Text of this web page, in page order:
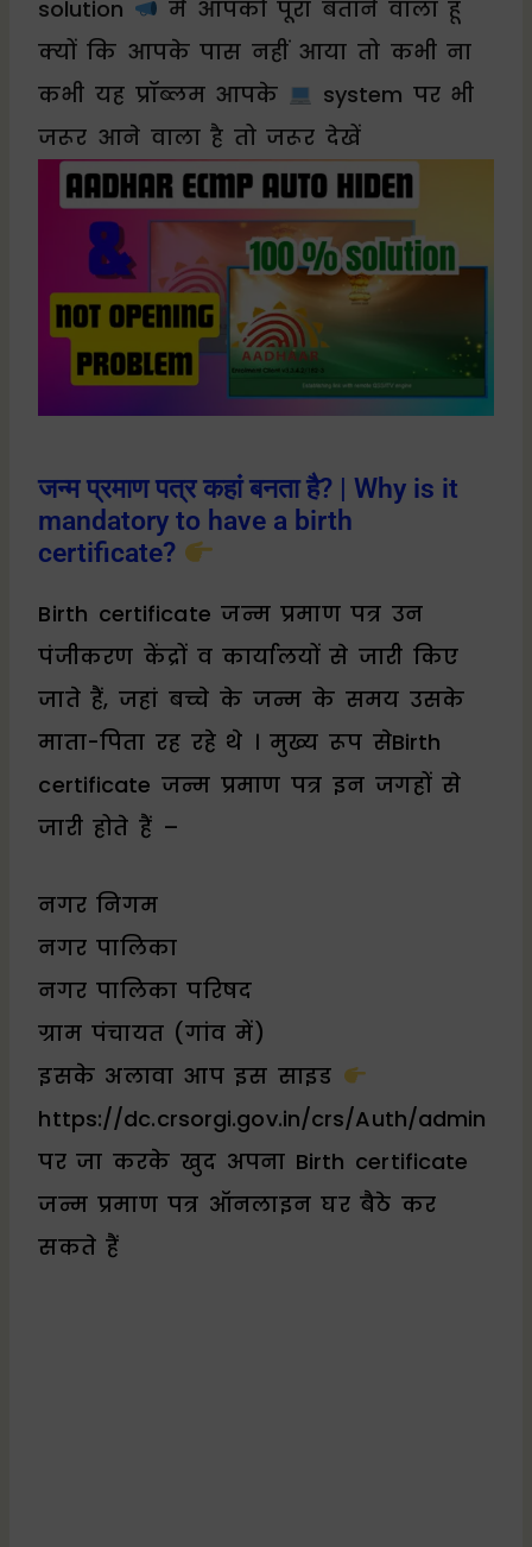
solution
मैं आपको पूरा बताने वाला हूं
क्यों कि आपके पास नहीं आया तो कभी ना
कभी यह प्रॉब्लम आपके
system पर भी
जरूर आने वाला है तो जरूर देखें
जन्म प्रमाण पत्र कहां बनता है? | Why is it
mandatory to have a birth
certificate?
Birth certificate जन्म प्रमाण पत्र उन
पंजीकरण केंद्रों व कार्यालयों से जारी किए
जाते हैं, जहां बच्चे के जन्म के समय उसके
माता-पिता रह रहे थे । मुख्य रूप सेBirth
certificate जन्म प्रमाण पत्र इन जगहों से
जारी होते हैं –
नगर निगम
नगर पालिका
नगर पालिका परिषद
ग्राम पंचायत (गांव में)
इसके अलावा आप इस साइड
https://dc.crsorgi.gov.in/crs/Auth/admin
पर जा करके खुद अपना Birth certificate
जन्म प्रमाण पत्र ऑनलाइन घर बैठे कर
सकते हैं